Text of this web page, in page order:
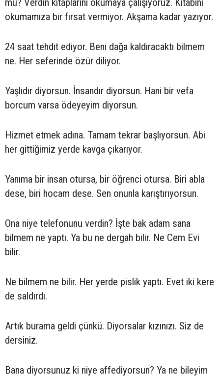
mu? Verdin kitaplarını okumaya çalışıyoruz. Kitabını
okumamıza bir fırsat vermiyor. Akşama kadar yazıyor.
24 saat tehdit ediyor. Beni dağa kaldıracaktı bilmem
ne. Her seferinde özür diliyor.
Yaşlıdır diyorsun. İnsandır diyorsun. Hani bir vefa
borcum varsa ödeyeyim diyorsun.
Hizmet etmek adına. Tamam tekrar başlıyorsun. Abi
her gittiğimiz yerde kavga çıkarıyor.
Yanıma bir insan otursa, bir öğrenci otursa. Biri abla
dese, biri hocam dese. Sen onunla karıştırıyorsun.
Ona niye telefonunu verdin? İşte bak adam sana
bilmem ne yaptı. Ya bu ne dergah bilir. Ne Cem Evi
bilir.
Ne bilmem ne bilir. Her yerde pislik yaptı. Evet iki kere
de saldırdı.
Artık burama geldi çünkü. Diyorsalar kızınızı. Siz de
dersiniz.
Bana diyorsunuz ki niye affediyorsun? Ya ne bileyim